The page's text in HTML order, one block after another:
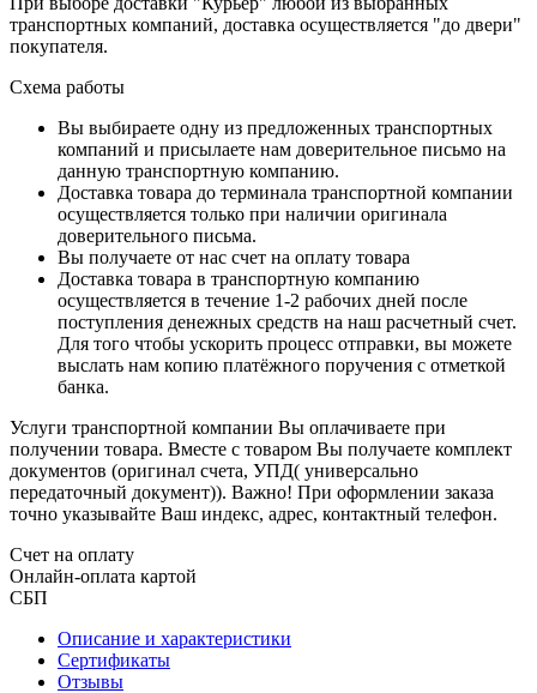
транспортных компаний, доставка осуществляется "до двери"
покупателя.
Схема работы
Вы выбираете одну из предложенных транспортных
компаний и присылаете нам доверительное письмо на
данную транспортную компанию.
Доставка товара до терминала транспортной компании
осуществляется только при наличии оригинала
доверительного письма.
Вы получаете от нас счет на оплату товара
Доставка товара в транспортную компанию
осуществляется в течение 1-2 рабочих дней после
поступления денежных средств на наш расчетный счет.
Для того чтобы ускорить процесс отправки, вы можете
выслать нам копию платёжного поручения с отметкой
банка.
Услуги транспортной компании Вы оплачиваете при
получении товара. Вместе с товаром Вы получаете комплект
документов (оригинал счета, УПД( универсально
передаточный документ)). Важно! При оформлении заказа
точно указывайте Ваш индекс, адрес, контактный телефон.
Счет на оплату
Онлайн-оплата картой
СБП
Описание и характеристики
Сертификаты
Отзывы